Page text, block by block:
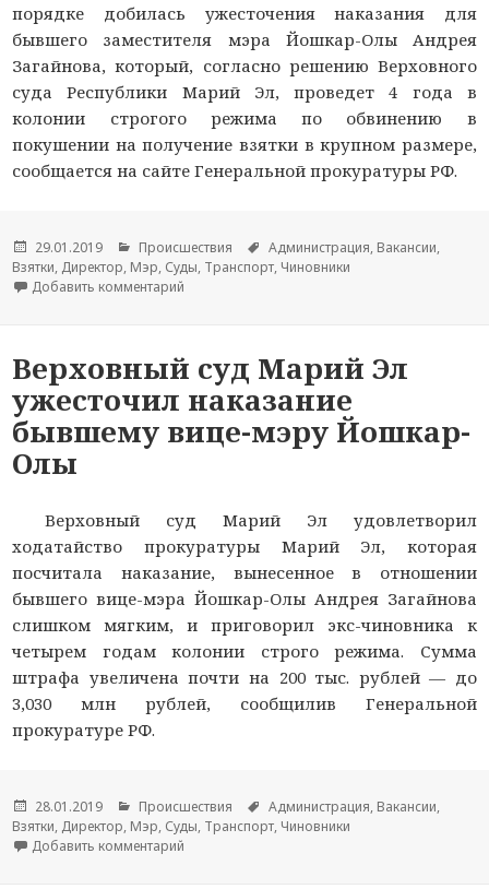
порядке добилась ужесточения наказания для
бывшего заместителя мэра Йошкар-Олы Андрея
Загайнова, который, согласно решению Верховного
суда Республики Марий Эл, проведет 4 года в
колонии строгого режима по обвинению в
покушении на получение взятки в крупном размере,
сообщается на сайте Генеральной прокуратуры РФ.
Опубликовано
29.01.2019 Рубрики
Происшествия Метки
Администрация, Вакансии,
Взятки, Директор, Мэр, Суды, Транспорт, Чиновники
Добавить комментарий
Верховный суд Марий Эл
ужесточил наказание
бывшему вице-мэру Йошкар-
Олы
Верховный суд Марий Эл удовлетворил
ходатайство прокуратуры Марий Эл, которая
посчитала наказание, вынесенное в отношении
бывшего вице-мэра Йошкар-Олы Андрея Загайнова
слишком мягким, и приговорил экс-чиновника к
четырем годам колонии строго режима. Сумма
штрафа увеличена почти на 200 тыс. рублей — до
3,030 млн рублей, сообщилив Генеральной
прокуратуре РФ.
Опубликовано
28.01.2019 Рубрики
Происшествия Метки
Администрация, Вакансии,
Взятки, Директор, Мэр, Суды, Транспорт, Чиновники
Добавить комментарий